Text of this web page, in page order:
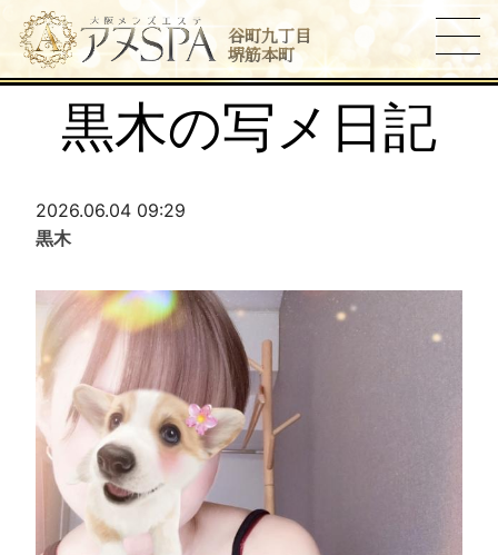
谷町九丁目
堺筋本町
黒木の写メ日記
2026.06.04 09:29
黒木